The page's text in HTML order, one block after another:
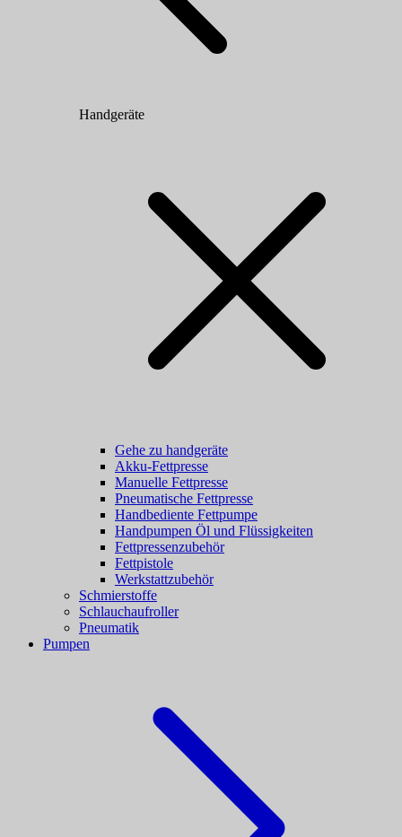
Handgeräte
Gehe zu handgeräte
Akku-Fettpresse
Manuelle Fettpresse
Pneumatische Fettpresse
Handbediente Fettpumpe
Handpumpen Öl und Flüssigkeiten
Fettpressenzubehör
Fettpistole
Werkstattzubehör
Schmierstoffe
Schlauchaufroller
Pneumatik
Pumpen